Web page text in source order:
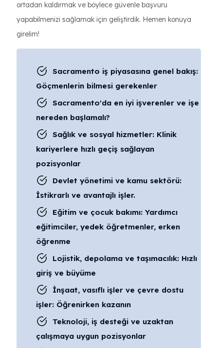
ortadan kaldırmak ve böylece güvenle başvuru
yapabilmenizi sağlamak için geliştirdik. Hemen konuya
girelim!
Sacramento iş piyasasına genel bakış:
Göçmenlerin bilmesi gerekenler
Sacramento'da en iyi işverenler ve işe
nereden başlamalı?
Sağlık ve sosyal hizmetler: Klinik
kariyerlere hızlı geçiş sağlayan
pozisyonlar
Devlet yönetimi ve kamu sektörü:
İstikrarlı ve avantajlı işler.
Eğitim ve çocuk bakımı: Yardımcı
eğitimciler, yedek öğretmenler, erken
öğrenme
Lojistik, depolama ve taşımacılık: Hızlı
giriş ve büyüme
İnşaat, vasıflı işler ve çevre dostu
işler: Öğrenirken kazanın
Teknoloji, iş desteği ve uzaktan
çalışmaya uygun pozisyonlar